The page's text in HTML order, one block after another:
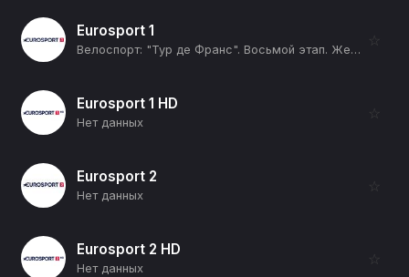
Eurosport 1
Велоспорт: "Тур де Франс". Восьмой этап. Женщины. Прямая трансляция (12+)
☆
Eurosport 1 HD
Нет данных
☆
Eurosport 2
Нет данных
☆
Eurosport 2 HD
Нет данных
☆